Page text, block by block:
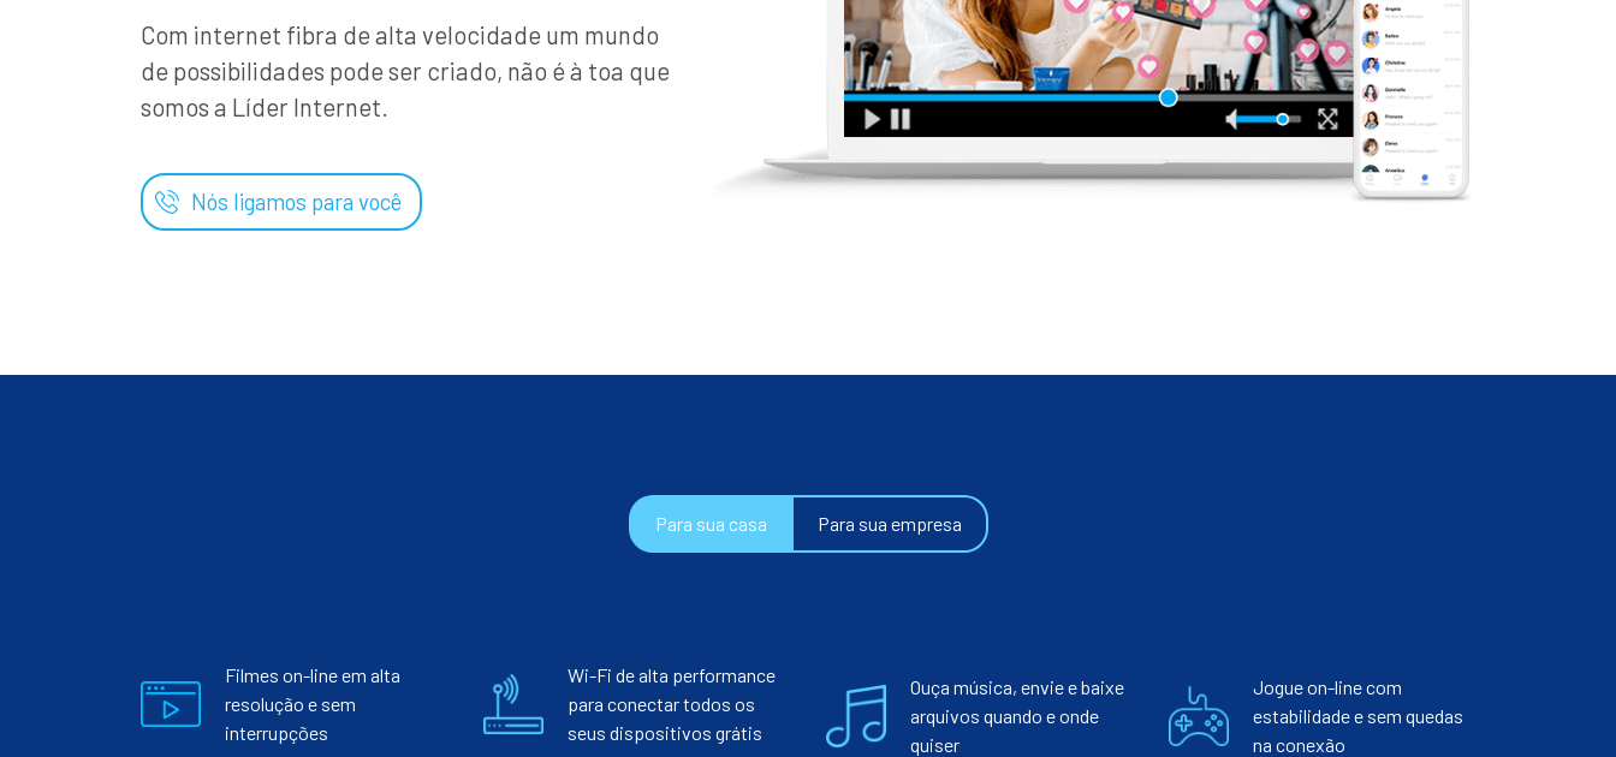
Com internet fibra de alta velocidade um mundo
de possibilidades pode ser criado, não é à toa que
somos a Líder Internet.
Nós ligamos para você
Para sua casa Para sua empresa
Filmes on-line em alta
resolução e sem
interrupções
Wi-Fi de alta performance
para conectar todos os
seus dispositivos grátis
Ouça música, envie e baixe
arquivos quando e onde
quiser
Jogue on-line com
estabilidade e sem quedas
na conexão